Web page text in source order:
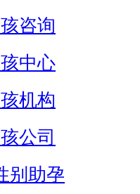
咨询
中心
机构
公司
别助孕